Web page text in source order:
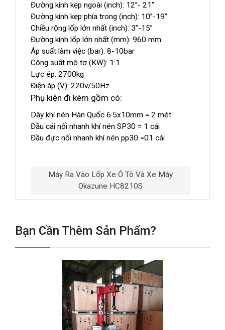
Đường kính kẹp ngoài (inch): 12’’- 21’’
Đường kính kẹp phía trong (inch): 10’’-19’’
Chiều rộng lốp lớn nhất (inch): 3’’-15”
Đường kính lốp lớn nhất (mm): 960 mm
Áp suất làm việc (bar): 8-10bar
Công suất mô tơ (KW): 1:1
Lực ép: 2700kg
Điện áp (V): 220v/50Hz
Phụ kiện đi kèm gồm có:
Dây khí nén Hàn Quốc 6.5x10mm = 2 mét
Đầu cái nối nhanh khí nén SP30 = 1 cái
Đầu đực nối nhanh khí nén pp30 =01 cái
Máy Ra Vào Lốp Xe Ô Tô Và Xe Máy
Okazune HC8210S
Bạn Cần Thêm Sản Phẩm?